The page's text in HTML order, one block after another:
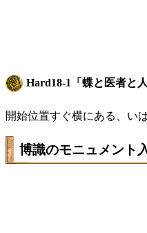
Hard18-1「蝶と医者と人
開始位置すぐ横にある、い
博識のモニュメント